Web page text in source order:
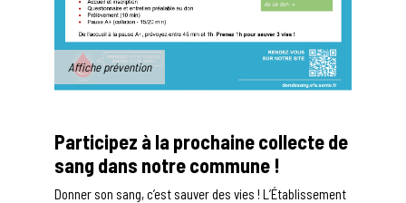
Affiche prévention
Participez à la prochaine collecte de
sang dans notre commune !
Donner son sang, c’est sauver des vies ! L’Établissement